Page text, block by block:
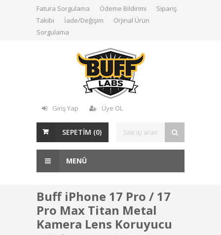
Fatura Sorgulama Ödeme Bildirimi
Sipariş
Takibi
İade/Değişim
Orjinal Ürün
Sorgulama
Giriş Yap Üye OL
SEPETİM (0)
MENÜ
Buff iPhone 17 Pro / 17
Pro Max Titan Metal
Kamera Lens Koruyucu